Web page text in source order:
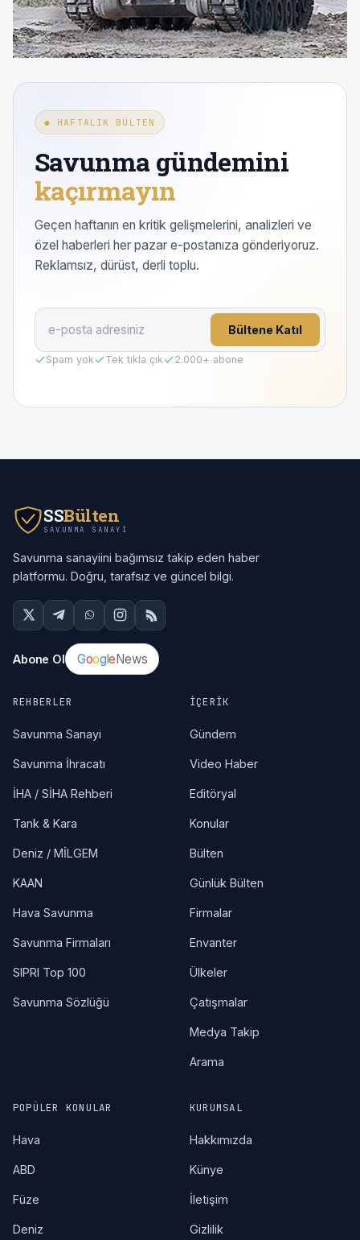
● HAFTALIK BÜLTEN
Savunma gündemini
kaçırmayın
Geçen haftanın en kritik gelişmelerini, analizleri ve
özel haberleri her pazar e-postanıza gönderiyoruz.
Reklamsız, dürüst, derli toplu.
Bültene Katıl
Spam yok Tek tıkla çık 2.000+ abone
SSBülten
SAVUNMA SANAYI
Savunma sanayiini bağımsız takip eden haber
platformu. Doğru, tarafsız ve güncel bilgi.
Abone Ol GoogleNews
REHBERLER
Savunma Sanayi
Savunma İhracatı
İHA / SİHA Rehberi
Tank & Kara
Deniz / MİLGEM
KAAN
Hava Savunma
Savunma Firmaları
SIPRI Top 100
Savunma Sözlüğü
İÇERIK
Gündem
Video Haber
Editöryal
Konular
Bülten
Günlük Bülten
Firmalar
Envanter
Ülkeler
Çatışmalar
Medya Takip
Arama
POPÜLER KONULAR
Hava
ABD
Füze
Deniz
KURUMSAL
Hakkımızda
Künye
İletişim
Gizlilik